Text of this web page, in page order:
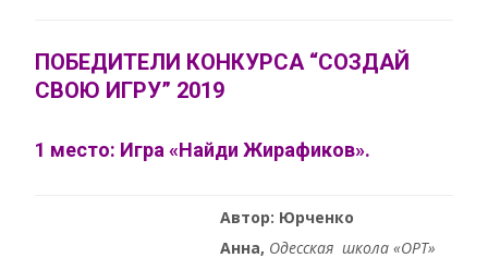
ПОБЕДИТЕЛИ КОНКУРСА “СОЗДАЙ
СВОЮ ИГРУ” 2019
1 место: Игра «Найди Жирафиков».
Автор: Юрченко
Анна, Oдесская школа «ОРТ»